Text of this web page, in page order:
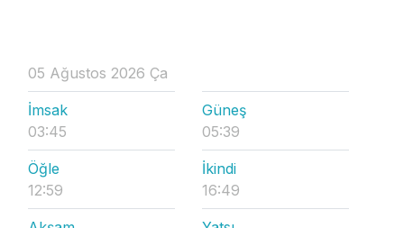
05 Ağustos 2026 Ça
İmsak
03:45
Güneş
05:39
Öğle
12:59
İkindi
16:49